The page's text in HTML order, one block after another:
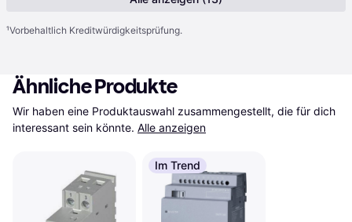
¹Vorbehaltlich Kreditwürdigkeitsprüfung.
Ähnliche Produkte
Wir haben eine Produktauswahl zusammengestellt, die für dich
interessant sein könnte. Alle anzeigen
Im Trend